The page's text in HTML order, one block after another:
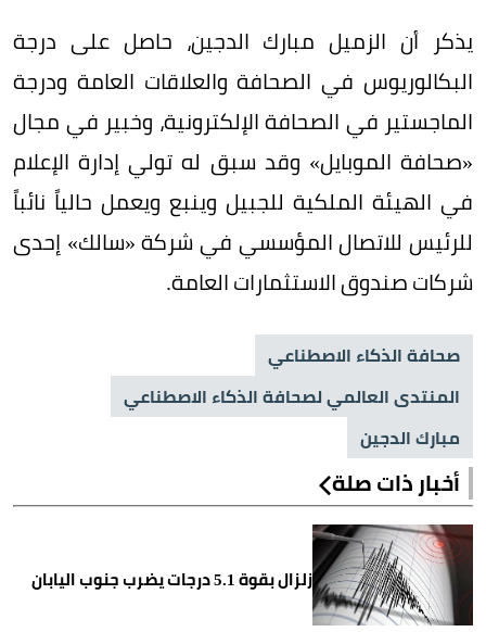
يذكر أن الزميل مبارك الدجين، حاصل على درجة
البكالوريوس في الصحافة والعلاقات العامة ودرجة
الماجستير في الصحافة الإلكترونية، وخبير في مجال
«صحافة الموبايل» وقد سبق له تولي إدارة الإعلام
في الهيئة الملكية للجبيل وينبع ويعمل حالياً نائباً
للرئيس للاتصال المؤسسي في شركة «سالك» إحدى
شركات صندوق الاستثمارات العامة.
صحافة الذكاء الاصطناعي
المنتدى العالمي لصحافة الذكاء الاصطناعي
مبارك الدجين
أخبار ذات صلة
زلزال بقوة 5.1 درجات يضرب جنوب اليابان